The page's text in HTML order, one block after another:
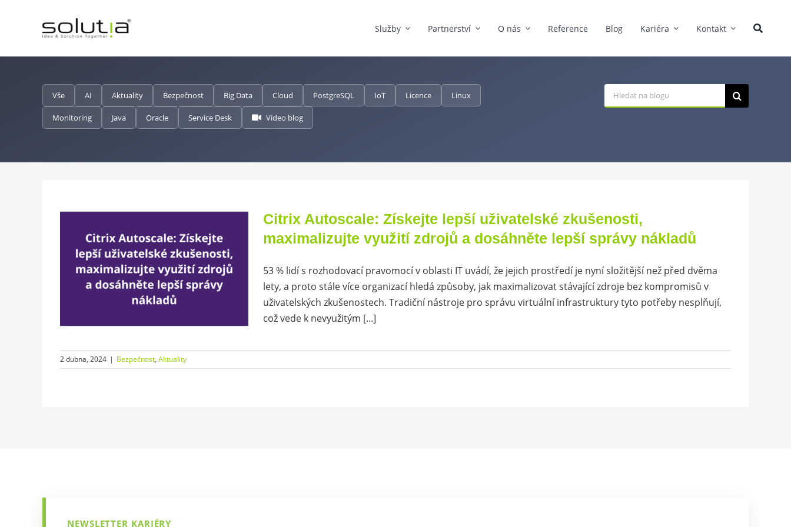
Služby Partnerství O nás Reference Blog Kariéra Kontakt
Vše AI Aktuality Bezpečnost Big Data Cloud PostgreSQL IoT Licence Linux
Monitoring Java Oracle Service Desk Video blog
Hledat:
Citrix Autoscale: Získejte lepší uživatelské zkušenosti,
maximalizujte využití zdrojů a dosáhněte lepší správy nákladů
53 % lidí s rozhodovací pravomocí v oblasti IT uvádí, že jejich prostředí je nyní složitější než před dvěma
lety, a proto stále více organizací hledá způsoby, jak maximalizovat stávající zdroje bez kompromisů v
uživatelských zkušenostech. Tradiční nástroje pro správu virtuální infrastruktury tyto potřeby nesplňují,
což vede k nevyužitým [...]
2 dubna, 2024 | Bezpečnost, Aktuality
NEWSLETTER KARIÉRY